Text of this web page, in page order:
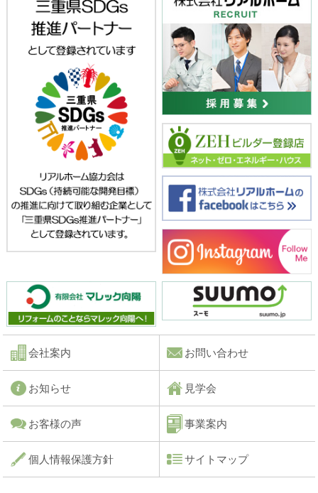
会社案内 お問い合わせ
お知らせ 見学会
お客様の声 事業案内
個人情報保護方針 サイトマップ